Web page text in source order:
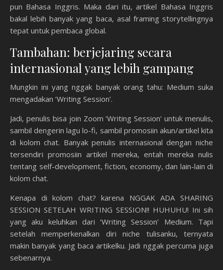
pun Bahasa Inggris. Maka dari itu, artikel Bahasa Inggris
bakal lebih banyak yang baca, asal framing storytellingnya
tepat untuk pembaca global.
Tambahan: berjejaring secara
internasional yang lebih gampang
Mungkin ini yang nggak banyak orang tahu: Medium suka
mengadakan ‘Writing Session’.
Jadi, penulis bisa join Zoom ‘Writing Session’ untuk menulis,
sambil dengerin lagu lo-fi, sambil promosiin akun/artikel kita
di kolom chat. Banyak penulis internasional dengan niche
tersendiri promosiin artikel mereka, entah mereka nulis
tentang self-development, fiction, economy, dan lain-lain di
kolom chat.
Kenapa di kolom chat? karena NGGAK ADA SHARING
SESSION SETELAH WRITING SESSION!! HUHUHU! Ini sih
yang aku keluhkan dari ‘Writing Session’ Medium. Tapi
setelah memperkenalkan diri niche tulisanku, ternyata
makin banyak yang baca artikelku. Jadi nggak percuma juga
sebenarnya.